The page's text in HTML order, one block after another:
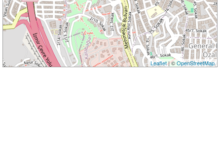
Leaflet| ©OpenStreetMap